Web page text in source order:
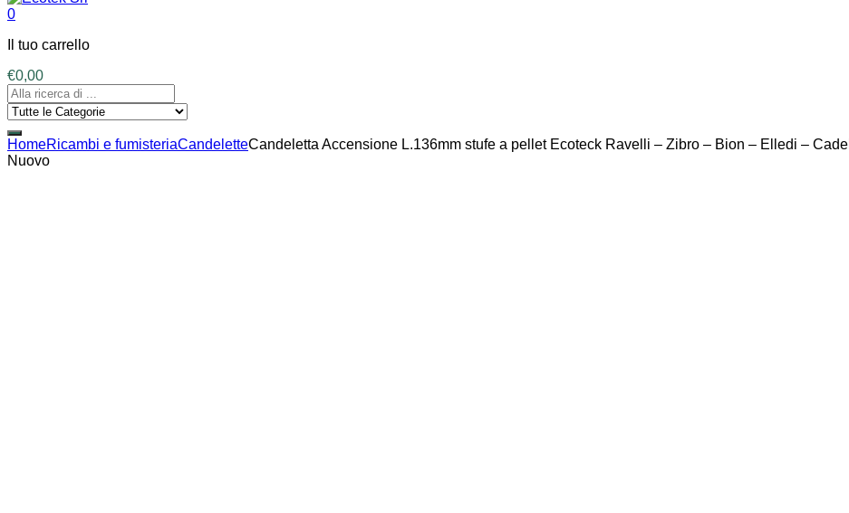
0
Il tuo carrello
€0,00
HomeRicambi e fumisteriaCandeletteCandeletta Accensione L.136mm stufe a pellet Ecoteck Ravelli – Zibro – Bion – Elledi – Cadel
Nuovo